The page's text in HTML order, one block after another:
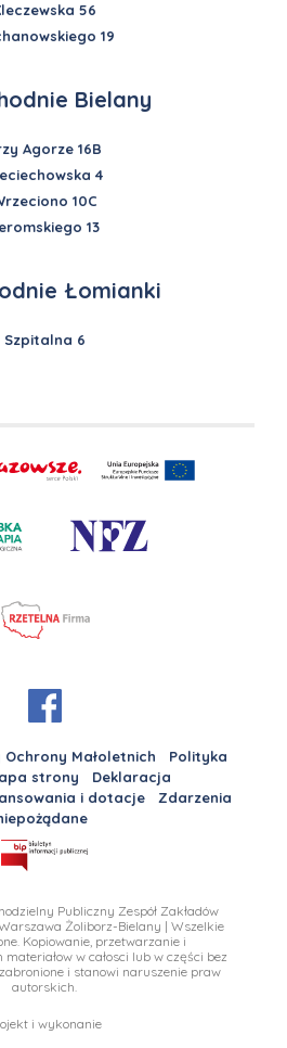
56
19
Bielany
Agorze 16B
4
10C
13
Łomianki
Szpitalna 6
Małoletnich
Polityka
strony
Deklaracja
i dotacje
Zdarzenia
Publiczny Zespół Zakładów
Żoliborz-Bielany | Wszelkie
Kopiowanie, przetwarzanie i
w całosci lub w części bez
i stanowi naruszenie praw
autorskich.
i wykonanie